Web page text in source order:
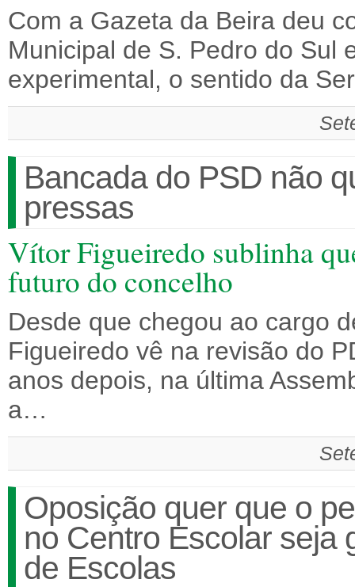
Com a Gazeta da Beira deu
Municipal de S. Pedro do Sul
experimental, o sentido da
Bancada do PSD não
pressas
Vítor Figueiredo sublinha
futuro do concelho
Desde que chegou ao cargo
Figueiredo vê na revisão do
anos depois, na última
a…
Oposição quer que o
no Centro Escolar seja
de Escolas